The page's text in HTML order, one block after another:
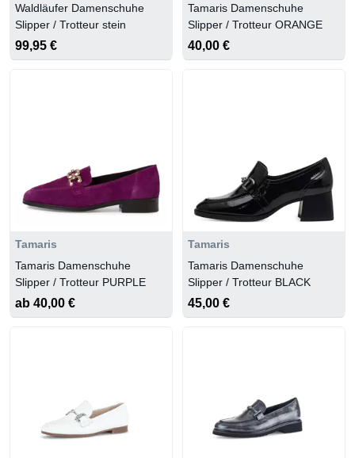
Waldläufer Damenschuhe
Slipper / Trotteur stein
99,95 €
Tamaris Damenschuhe
Slipper / Trotteur ORANGE
40,00 €
Tamaris
Tamaris Damenschuhe
Slipper / Trotteur PURPLE
ab 40,00 €
Tamaris
Tamaris Damenschuhe
Slipper / Trotteur BLACK
45,00 €